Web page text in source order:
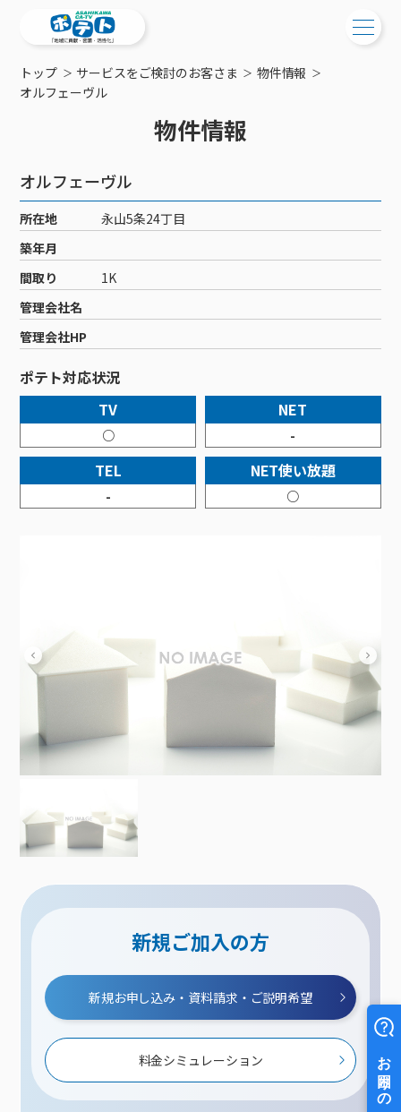
ご検討中の方
工事・配線について
新居をご検討中の方へ
ポテトを導入している集合住宅
物件情報
特典・キャンペーン
おトクな割引サービス
ご加入中の方
ご加入中のサービス確認・変更
WEBメール
サポートサービス
サポートサービストップ
リモートコール
回線速度測定
接続・設定⽅法
訪問サポート＆サポートパックサービス料⾦表
新着情報
メンテナンス・障害情報
ポテトからのプレゼント
イベントカレンダー
講座のご案内
サービス案内
サービス案内
ケーブルテレビ
ケーブルテレビトップ
チャンネル紹介
料⾦プラン
NHK衛星受信料団体⼀括⽀払
機器⼀覧
インターネット
インターネットトップ
料⾦プラン
Wi-Fiサービス
ポテトホーム防犯カメラ
オプションサービス
インターネットギガシェアプラン
固定電話
固定電話トップ
基本料⾦・通話料⾦
オプションサービス
auスマートバリュー
auまとめトーク
ポテトスマートフォントップ
料⾦プラン
機種⼀覧
オプションサービス
でんき
でんきトップ
ポラリンでんき×ポテト
ポテトでんき
暮らしを快適にするサービス
暮らしを快適にするサービストップ
ポテトライフメール
コミチャン
お困りの方はこちら
会社案内
メンテナンス
障害情報
トップ サービスをご検討のお客さま
物件情報
オルフェーヴル
物件情報
オルフェーヴル
所在地
永山5条24丁目
築年月
間取り
1K
管理会社名
管理会社HP
ポテト対応状況
TV
○
NET
-
TEL
-
NET使い放題
○
新規ご加入の方
新規お申し込み・資料請求・ご説明希望
料金シミュレーション